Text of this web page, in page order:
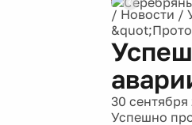
/ Новости /
30 сентября
Успешно